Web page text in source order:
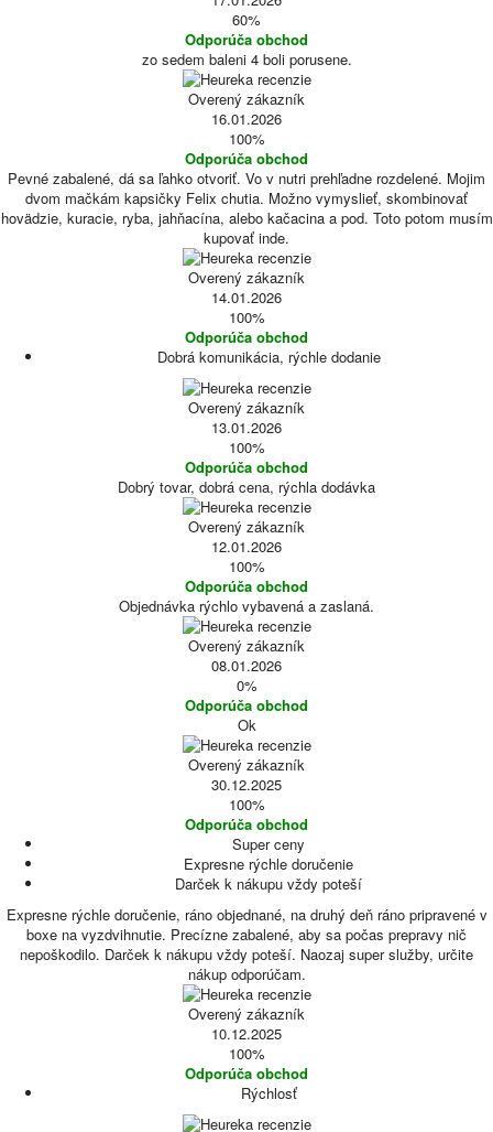
60%
Odporúča obchod
zo sedem baleni 4 boli porusene.
Overený zákazník
16.01.2026
100%
Odporúča obchod
Pevné zabalené, dá sa ľahko otvoriť. Vo v nutri prehľadne rozdelené. Mojim
dvom mačkám kapsičky Felix chutia. Možno vymyslieť, skombinovať
hovädzie, kuracie, ryba, jahňacína, alebo kačacina a pod. Toto potom musím
kupovať inde.
Overený zákazník
14.01.2026
100%
Odporúča obchod
Dobrá komunikácia, rýchle dodanie
Overený zákazník
13.01.2026
100%
Odporúča obchod
Dobrý tovar, dobrá cena, rýchla dodávka
Overený zákazník
12.01.2026
100%
Odporúča obchod
Objednávka rýchlo vybavená a zaslaná.
Overený zákazník
08.01.2026
0%
Odporúča obchod
Ok
Overený zákazník
30.12.2025
100%
Odporúča obchod
Super ceny
Expresne rýchle doručenie
Darček k nákupu vždy poteší
Expresne rýchle doručenie, ráno objednané, na druhý deň ráno pripravené v
boxe na vyzdvihnutie. Precízne zabalené, aby sa počas prepravy nič
nepoškodilo. Darček k nákupu vždy poteší. Naozaj super služby, určite
nákup odporúčam.
Overený zákazník
10.12.2025
100%
Odporúča obchod
Rýchlosť